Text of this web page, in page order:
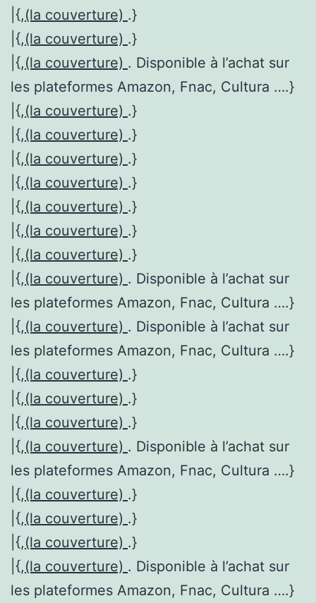
|{,(la couverture) .}
|{,(la couverture) .}
|{,(la couverture) . Disponible à l’achat sur
les plateformes Amazon, Fnac, Cultura ….}
|{,(la couverture) .}
|{,(la couverture) .}
|{,(la couverture) .}
|{,(la couverture) .}
|{,(la couverture) .}
|{,(la couverture) .}
|{,(la couverture) .}
|{,(la couverture) . Disponible à l’achat sur
les plateformes Amazon, Fnac, Cultura ….}
|{,(la couverture) . Disponible à l’achat sur
les plateformes Amazon, Fnac, Cultura ….}
|{,(la couverture) .}
|{,(la couverture) .}
|{,(la couverture) .}
|{,(la couverture) . Disponible à l’achat sur
les plateformes Amazon, Fnac, Cultura ….}
|{,(la couverture) .}
|{,(la couverture) .}
|{,(la couverture) .}
|{,(la couverture) . Disponible à l’achat sur
les plateformes Amazon, Fnac, Cultura ….}